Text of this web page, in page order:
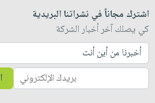
اشترك مجاناً في نشراتنا البريدية
كي يصلك آخر أخبار الشركة